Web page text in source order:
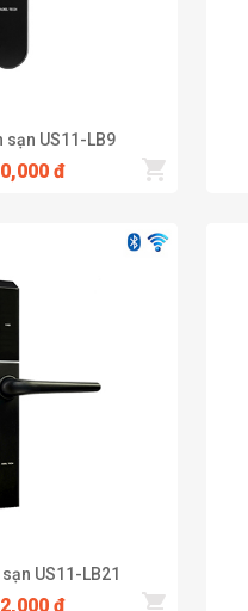
sạn US11-LB9
đ
US11-LB21
đ
LB1B. Cũng với các
với tông đen sang trọng